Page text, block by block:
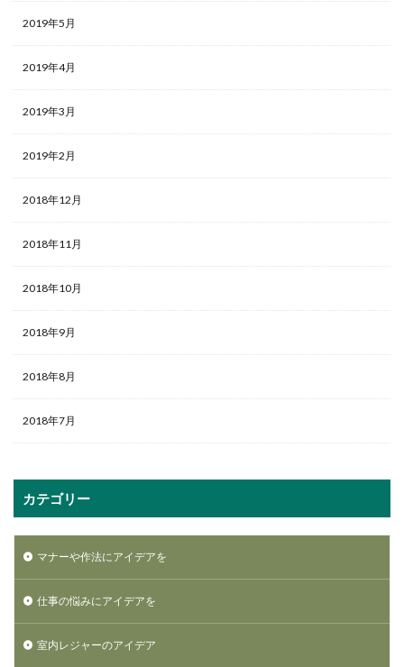
2019年5月
2019年4月
2019年3月
2019年2月
2018年12月
2018年11月
2018年10月
2018年9月
2018年8月
2018年7月
カテゴリー
マナーや作法にアイデアを
仕事の悩みにアイデアを
室内レジャーのアイデア